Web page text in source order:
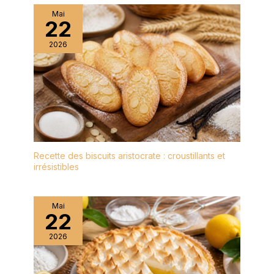
premium – fourchettes à
dessert, cuillères à café
et sets complets. Alliant
durabilité et esthétique
intemporelle, avec un
service client dédié.
Découvrez notre
collection raffinée !
classique et simple qui
s'adapte à toute
décoration de table, des
repas décontractés aux
occasions formelles.
Manche Ergonomique &
Facile à Utiliser : Le
manche conçu de
manière ergonomique
offre une prise
confortable et
la fatigue de la main lors
des desserts, fruits,
fromage et apéritifs.
Facile à Nettoyer &
Lavable en Lave-
Vaisselle : La surface
lisse de l'acier
Mai
22
2026
Recette des biscuits aristocrate : croustillants et
irrésistibles
Mai
22
2026